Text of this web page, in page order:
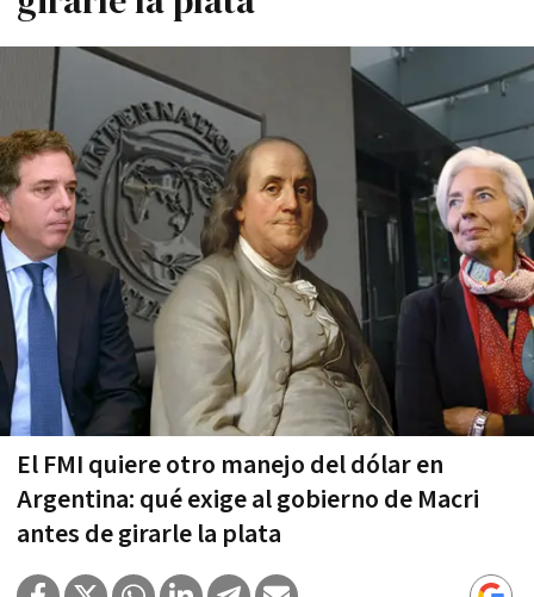
El FMI quiere otro manejo del dólar en
Argentina: qué exige al gobierno de Macri
antes de girarle la plata